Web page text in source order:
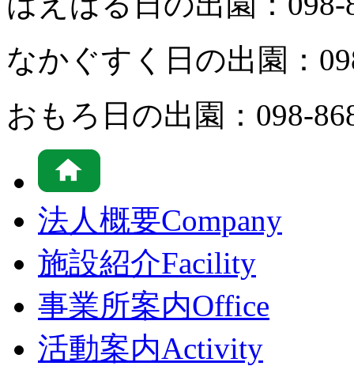
なかぐすく日の出園：
おもろ日の出園： 098-
法人概要Company
施設紹介Facility
事業所案内Office
活動案内Activity